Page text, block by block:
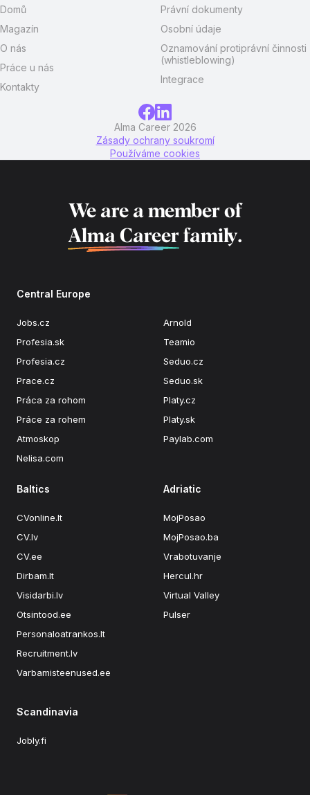
Domů
Magazín
O nás
Práce u nás
Kontakty
Právní dokumenty
Osobní údaje
Oznamování protiprávní činnosti
(whistleblowing)
Integrace
Alma Career 2026
Zásady ochrany soukromí
Používáme cookies
We are a member of
Alma Career family.
Central Europe
Jobs.cz
Profesia.sk
Profesia.cz
Prace.cz
Práca za rohom
Práce za rohem
Atmoskop
Nelisa.com
Arnold
Teamio
Seduo.cz
Seduo.sk
Platy.cz
Platy.sk
Paylab.com
Baltics
CVonline.lt
CV.lv
CV.ee
Dirbam.lt
Visidarbi.lv
Otsintood.ee
Personaloatrankos.lt
Recruitment.lv
Varbamisteenused.ee
Adriatic
MojPosao
MojPosao.ba
Vrabotuvanje
Hercul.hr
Virtual Valley
Pulser
Scandinavia
Jobly.fi